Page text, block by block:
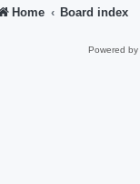
Home Board index
Powered by